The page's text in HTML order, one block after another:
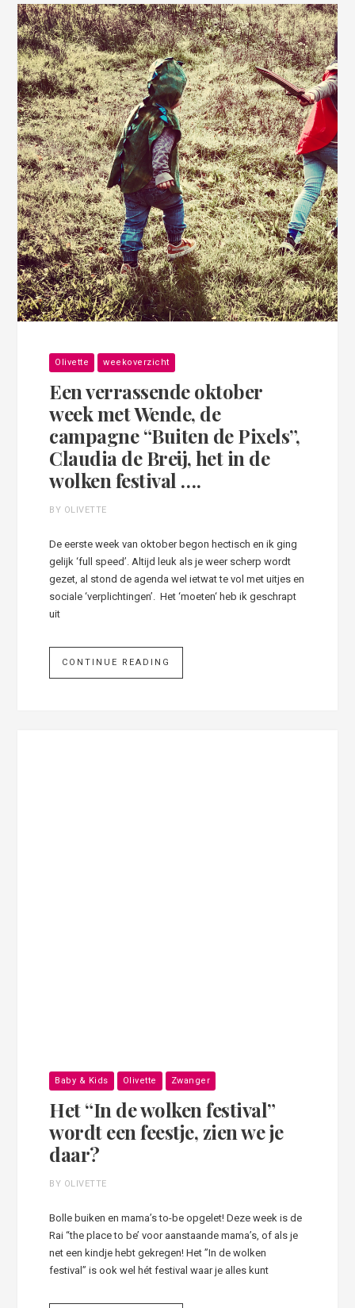
Olivette weekoverzicht
Een verrassende oktober
week met Wende, de
campagne “Buiten de Pixels”,
Claudia de Breij, het in de
wolken festival ….
BY OLIVETTE
De eerste week van oktober begon hectisch en ik ging
gelijk ‘full speed’. Altijd leuk als je weer scherp wordt
gezet, al stond de agenda wel ietwat te vol met uitjes en
sociale ‘verplichtingen’. Het ‘moeten‘ heb ik geschrapt
uit
CONTINUE READING
Baby & Kids Olivette Zwanger
Het “In de wolken festival”
wordt een feestje, zien we je
daar?
BY OLIVETTE
Bolle buiken en mama’s to-be opgelet! Deze week is de
Rai “the place to be’ voor aanstaande mama’s, of als je
net een kindje hebt gekregen! Het ”In de wolken
festival” is ook wel hét festival waar je alles kunt